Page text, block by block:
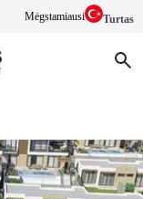
Mėgstamiausi Turtas